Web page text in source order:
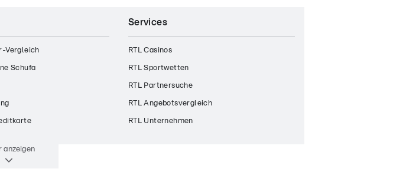
Vergleich
Schufa
Services
RTL Casinos
RTL Sportwetten
RTL Partnersuche
RTL Angebotsvergleich
RTL Unternehmen
anzeigen